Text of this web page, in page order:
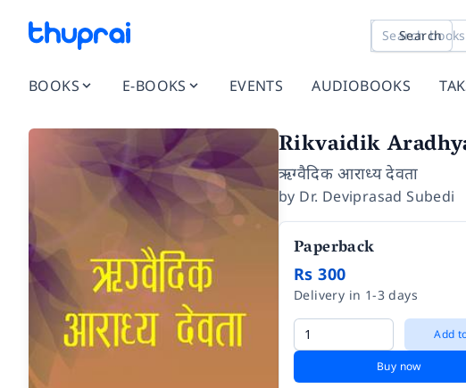
Search
BOOKS E-BOOKS EVENTS AUDIOBOOKS
Rikvaidik
ऋग्वैदिक आराध्य देवता
by Dr. Deviprasad Subedi
Paperback
Rs 300
Delivery in 1-3 days
Add
Buy now